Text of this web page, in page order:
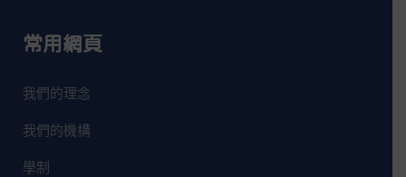
常用網頁
我們的理念
我們的機構
學制